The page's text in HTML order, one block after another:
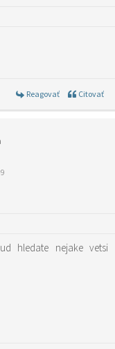
Reagovať Citovať
hledate nejake vetsi